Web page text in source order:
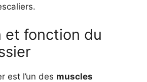
et fonction du
est l’un des muscles